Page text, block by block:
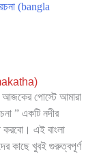
(bangla
পোস্টে আমারা
” একটি নদীর
এই বাংলা
কাছে খুবই গুরুত্বপূর্ণ